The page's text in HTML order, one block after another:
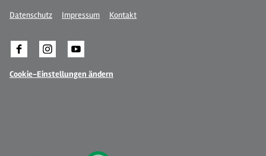
Datenschutz Impressum Kontakt
Cookie-Einstellungen ändern